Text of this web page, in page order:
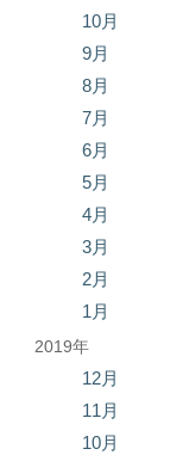
10月
9月
8月
7月
6月
5月
4月
3月
2月
1月
2019年
12月
11月
10月